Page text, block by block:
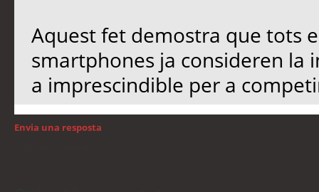
Aquest fet demostra que tots
smartphones ja consideren la
a imprescindible per a
Envia una resposta